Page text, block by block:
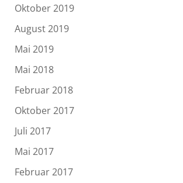
Oktober 2019
August 2019
Mai 2019
Mai 2018
Februar 2018
Oktober 2017
Juli 2017
Mai 2017
Februar 2017